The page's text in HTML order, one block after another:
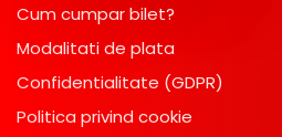
Cum cumpar bilet?
Modalitati de plata
Confidentialitate (GDPR)
Politica privind cookie